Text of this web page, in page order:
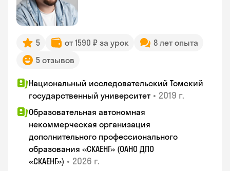
5 от 1590 ₽ за урок
8 лет опыта
5 отзывов
Национальный исследовательский Томский
государственный университет • 2019 г.
Образовательная автономная
некоммерческая организация
дополнительного профессионального
образования «СКАЕНГ» (ОАНО ДПО
«СКАЕНГ») • 2026 г.